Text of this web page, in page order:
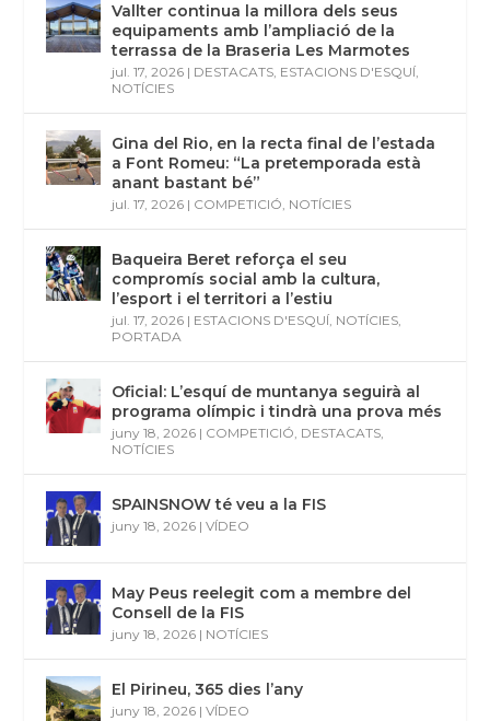
Vallter continua la millora dels seus
equipaments amb l’ampliació de la
terrassa de la Braseria Les Marmotes
jul. 17, 2026 | DESTACATS, ESTACIONS D'ESQUÍ,
NOTÍCIES
Gina del Rio, en la recta final de l’estada
a Font Romeu: “La pretemporada està
anant bastant bé”
jul. 17, 2026 | COMPETICIÓ, NOTÍCIES
Baqueira Beret reforça el seu
compromís social amb la cultura,
l’esport i el territori a l’estiu
jul. 17, 2026 | ESTACIONS D'ESQUÍ, NOTÍCIES,
PORTADA
Oficial: L’esquí de muntanya seguirà al
programa olímpic i tindrà una prova més
juny 18, 2026 | COMPETICIÓ, DESTACATS,
NOTÍCIES
SPAINSNOW té veu a la FIS
juny 18, 2026 |VÍDEO
May Peus reelegit com a membre del
Consell de la FIS
juny 18, 2026 | NOTÍCIES
El Pirineu, 365 dies l’any
juny 18, 2026 |VÍDEO